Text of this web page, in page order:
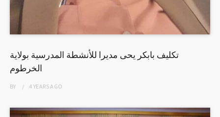
تكليف بابكر يحى مديرا للأنشطة المدرسية بولاية
الخرطوم
BY 4 YEARSAGO